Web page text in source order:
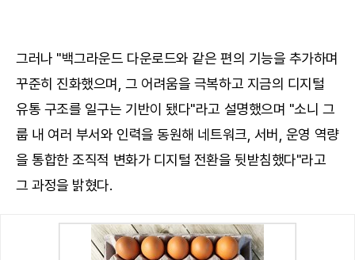
그러나 "백그라운드 다운로드와 같은 편의 기능을 추가하며
꾸준히 진화했으며, 그 어려움을 극복하고 지금의 디지털
유통 구조를 일구는 기반이 됐다"라고 설명했으며 "소니 그
룹 내 여러 부서와 인력을 동원해 네트워크, 서버, 운영 역량
을 통합한 조직적 변화가 디지털 전환을 뒷받침했다"라고
그 과정을 밝혔다.